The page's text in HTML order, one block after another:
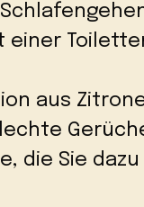
einer
aus
die Sie